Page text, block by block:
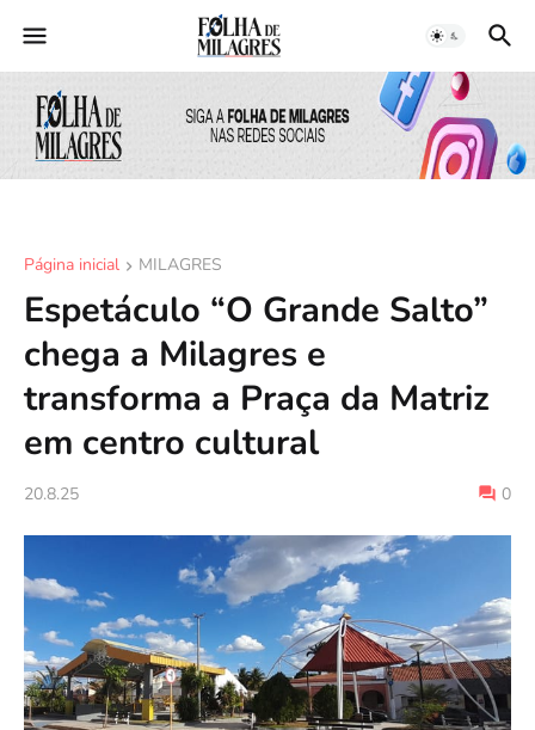
Página inicial MILAGRES
Espetáculo “O Grande Salto”
chega a Milagres e
transforma a Praça da Matriz
em centro cultural
20.8.25 0